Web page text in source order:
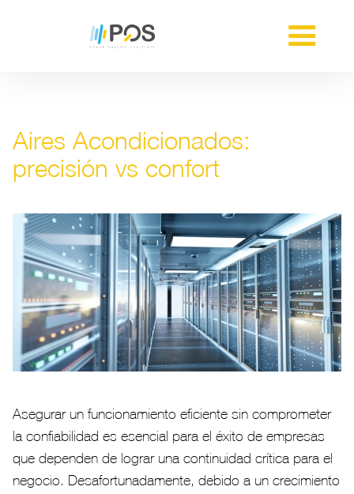
Aires Acondicionados:
precisión vs confort
Asegurar un funcionamiento eficiente sin comprometer
la confiabilidad es esencial para el éxito de empresas
que dependen de lograr una continuidad crítica para el
negocio. Desafortunadamente, debido a un crecimiento